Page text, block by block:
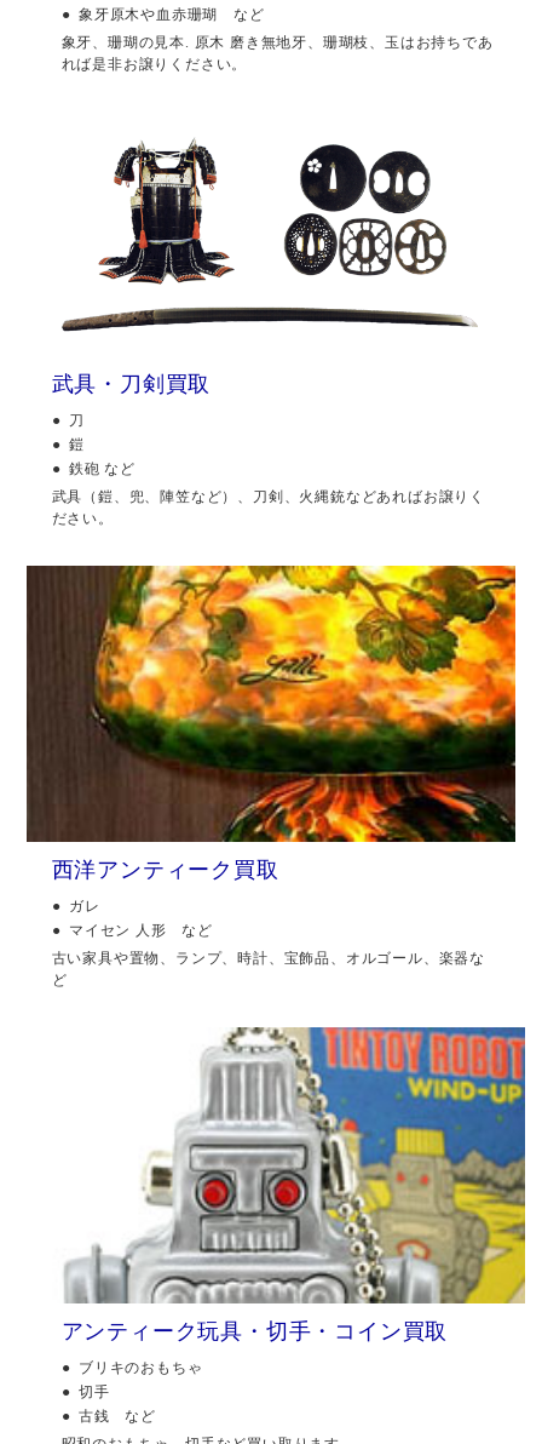
象牙原木や血赤珊瑚 など
象牙、珊瑚の見本. 原木 磨き無地牙、珊瑚枝、玉はお持ちであ
れば是非お譲りください。
武具・刀剣買取
刀
鎧
鉄砲 など
武具（鎧、兜、陣笠など）、刀剣、火縄銃などあればお譲りく
ださい。
西洋アンティーク買取
ガレ
マイセン 人形 など
古い家具や置物、ランプ、時計、宝飾品、オルゴール、楽器な
ど
アンティーク玩具・切手・コイン買取
ブリキのおもちゃ
切手
古銭 など